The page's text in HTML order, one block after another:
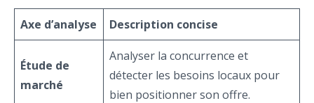
Axe d’analyse Description concise
Étude de
marché
Analyser la concurrence et
détecter les besoins locaux pour
bien positionner son offre.